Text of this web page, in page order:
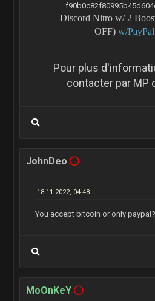
Discord Nitro w/ 2
OFF)w/
Pour plus
contacter par MP
JohnDeo
18-11-2022, 04:48
You accept bitcoin or only
MoOnKeY